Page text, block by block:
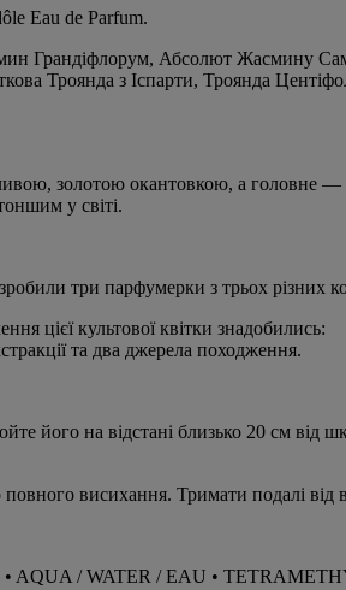
Eau de Parfum.
Грандіфлорум, Абсолют Жасмину
Троянда з Іспарти, Троянда
золотою окантовкою, а
у світі.
три парфумерки з трьох різних
цієї культової квітки знадобились:
та два джерела походження.
його на відстані близько 20 см від
висихання. Тримати подалі від
AQUA / WATER / EAU •